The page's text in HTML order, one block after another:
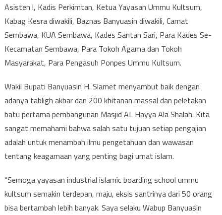
Asisten l, Kadis Perkimtan, Ketua Yayasan Ummu Kultsum,
Kabag Kesra diwakili, Baznas Banyuasin diwakili, Camat
Sembawa, KUA Sembawa, Kades Santan Sari, Para Kades Se-
Kecamatan Sembawa, Para Tokoh Agama dan Tokoh
Masyarakat, Para Pengasuh Ponpes Ummu Kultsum.
Wakil Bupati Banyuasin H. Slamet menyambut baik dengan
adanya tabligh akbar dan 200 khitanan massal dan peletakan
batu pertama pembangunan Masjid AL Hayya Ala Shalah. Kita
sangat memahami bahwa salah satu tujuan setiap pengajian
adalah untuk menambah ilmu pengetahuan dan wawasan
tentang keagamaan yang penting bagi umat islam.
“Semoga yayasan industrial islamic boarding school ummu
kultsum semakin terdepan, maju, eksis santrinya dari 50 orang
bisa bertambah lebih banyak. Saya selaku Wabup Banyuasin